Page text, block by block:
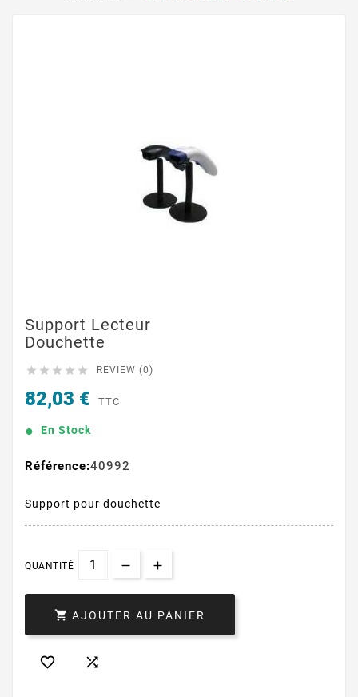
Support Lecteur
Douchette
     REVIEW (0)
82,03 € TTC
En Stock
Référence:40992
Support pour douchette
QUANTITÉ
 AJOUTER AU PANIER
 